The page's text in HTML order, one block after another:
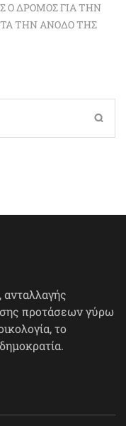
Ο ΔΡΌΜΟΣ ΓΙΑ ΤΗΝ
ΤΗΝ ΆΝΟΔΟ ΤΗΣ
προτάσεων γύρω
το